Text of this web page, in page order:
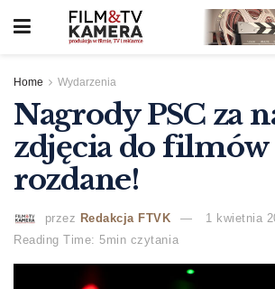
Home Wydarzenia
Nagrody PSC za
zdjęcia do filmów
rozdane!
przez Redakcja FTVK
1 kwietnia
Reading Time: 5min czytania